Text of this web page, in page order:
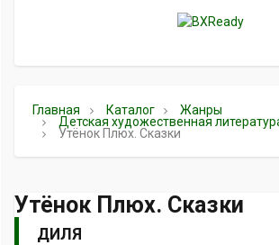
Главная Каталог
Жанры
Детская художественная
Утёнок Плюх. Сказки
Утёнок Плюх. Сказки
ДИЛЯ